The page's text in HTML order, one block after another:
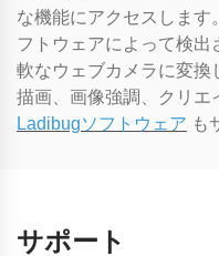
な機能にアクセスします
フトウェアによって検出
軟なウェブカメラに変換
描画、画像強調、クリエ
Ladibugソフトウェア も
サポート